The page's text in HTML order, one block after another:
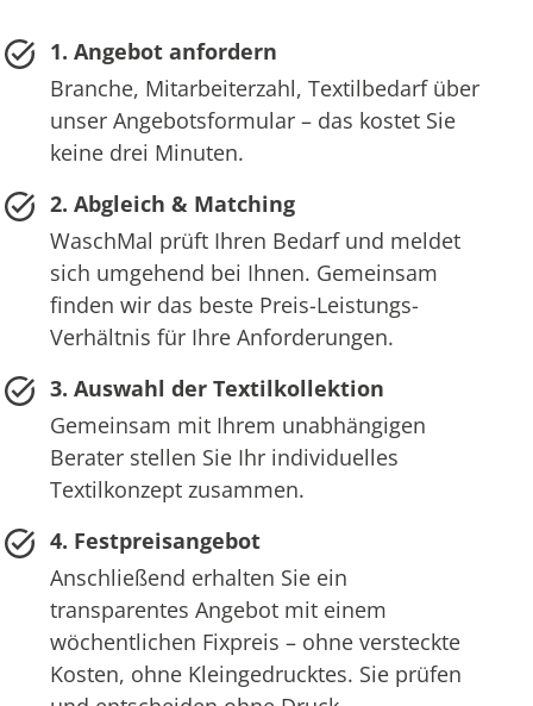
1. Angebot anfordern
Branche, Mitarbeiterzahl, Textilbedarf über
unser Angebotsformular – das kostet Sie
keine drei Minuten.
2. Abgleich & Matching
WaschMal prüft Ihren Bedarf und meldet
sich umgehend bei Ihnen. Gemeinsam
finden wir das beste Preis-Leistungs-
Verhältnis für Ihre Anforderungen.
3. Auswahl der Textilkollektion
Gemeinsam mit Ihrem unabhängigen
Berater stellen Sie Ihr individuelles
Textilkonzept zusammen.
4. Festpreisangebot
Anschließend erhalten Sie ein
transparentes Angebot mit einem
wöchentlichen Fixpreis – ohne versteckte
Kosten, ohne Kleingedrucktes. Sie prüfen